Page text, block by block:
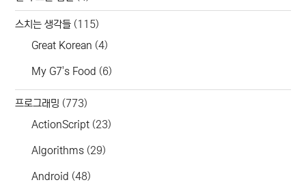
스치는 생각들 (115)
Great Korean (4)
My G7's Food (6)
프로그래밍 (773)
ActionScript (23)
Algorithms (29)
Android (48)